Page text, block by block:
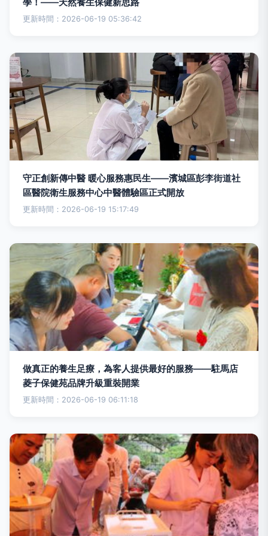
更新時間：2026-06-19 05:36:42
守正創新傳中醫 暖心服務惠民生——濱城區彭李街道社
區醫院衛生服務中心中醫體驗區正式開放
更新時間：2026-06-19 15:17:49
做真正的養生足療，為客人提供最好的服務——駐馬店
菱子保健苑品牌升級重裝開業
更新時間：2026-06-19 06:11:18